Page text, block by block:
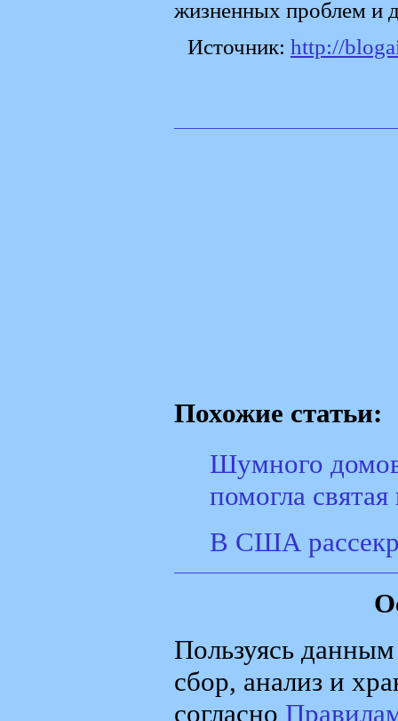
жизненных проблем и
Источник: http://
Похожие статьи:
Шумного
помогла святая
В США
Пользуясь
сбор, анализ и
согласно